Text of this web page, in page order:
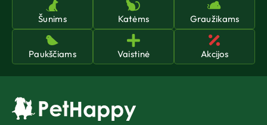
Šunims Katėms Graužikams
Paukščiams Vaistinė Akcijos